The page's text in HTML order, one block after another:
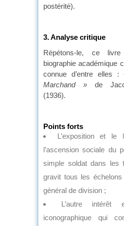
postérité).
3. Analyse critique
Répétons-le, ce
biographie académique
connue d’entre elles :
Marchand » de
(1936).
Points forts
L’exposition et le
l’ascension sociale du
simple soldat dans les
gravit tous les échelons
général de division ;
L’autre
iconographique qui